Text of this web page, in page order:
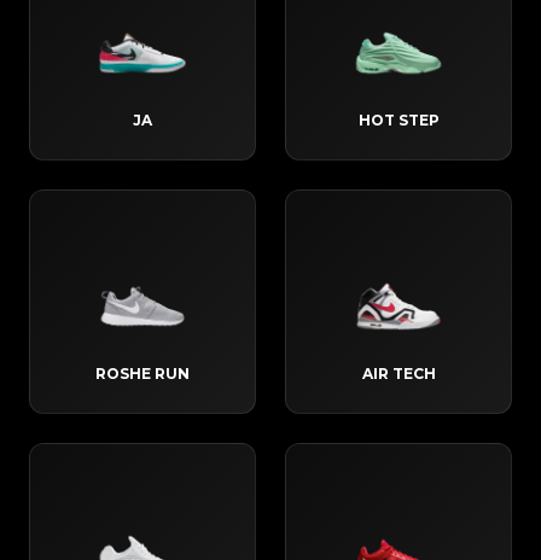
JA HOT STEP
ROSHE RUN AIR TECH